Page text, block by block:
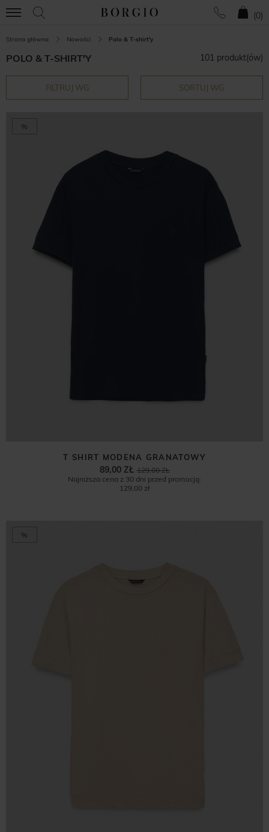
(0)
Strona główna Nowości Polo & T-shirt'y
POLO & T-SHIRT'Y
FILTRUJ WG SORTUJ WG
101 produkt(ów)
%
T SHIRT MODENA GRANATOWY
129,00 ZŁ
89,00 ZŁ
Najniższa cena z 30 dni przed promocją:
129,00 zł
%